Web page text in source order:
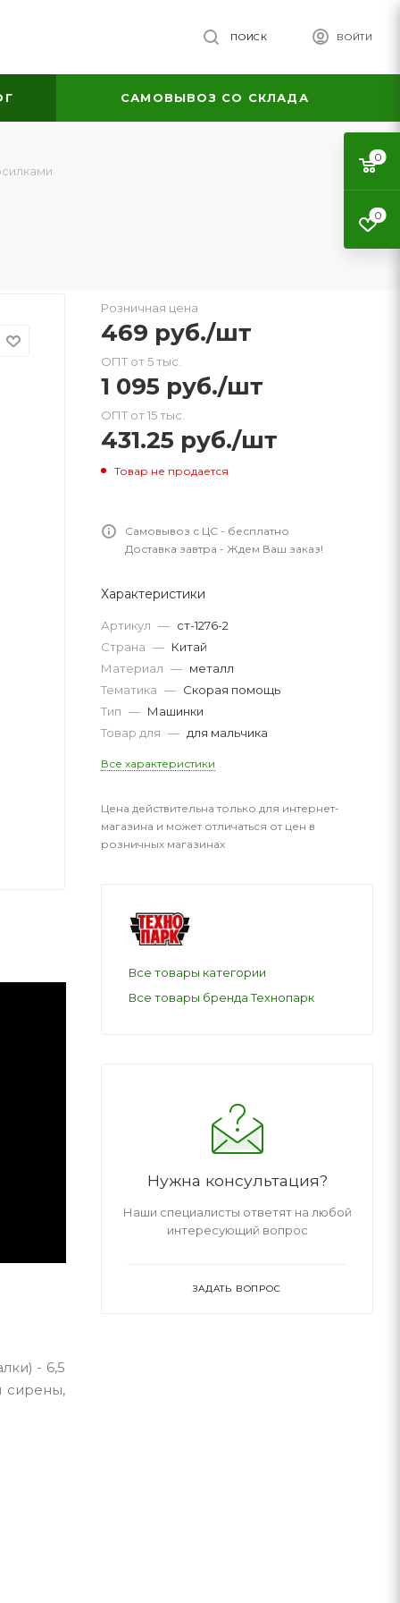
ВОЙТИ
ПОИСК
САМОВЫВОЗ СО СКЛАДА
- 6,5
сирены,
Розничная цена
469 руб./шт
ОПТ от 5 тыс.
1 095 руб./шт
ОПТ от 15 тыс.
431.25 руб./шт
Товар не продается
Самовывоз с ЦС - бесплатно
Доставка завтра - Ждем Ваш заказ!
Характеристики
Артикул — ст-1276-2
Страна — Китай
Материал — металл
Тематика — Скорая помощь
Тип — Машинки
Товар для — для мальчика
Все характеристики
Цена действительна только для интернет-
магазина и может отличаться от цен в
розничных магазинах
Все товары категории
Все товары бренда Технопарк
Нужна консультация?
Наши специалисты ответят на любой
интересующий вопрос
ЗАДАТЬ ВОПРОС
0
0